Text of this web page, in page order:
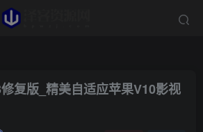
复版_精美自适应苹果V10影视